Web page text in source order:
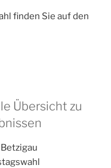
finden Sie auf den
Übersicht zu